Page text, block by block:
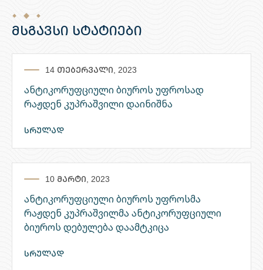
მსგავსი სტატიები
14 თებერვალი, 2023
ანტიკორუფციული ბიუროს უფროსად
რაჟდენ კუპრაშვილი დაინიშნა
სრულად
10 მარტი, 2023
ანტიკორუფციული ბიუროს უფროსმა
რაჟდენ კუპრაშვილმა ანტიკორუფციული
ბიუროს დებულება დაამტკიცა
სრულად